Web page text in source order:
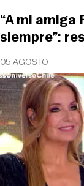
05 AGOSTO
“A mi amiga
siempre”: